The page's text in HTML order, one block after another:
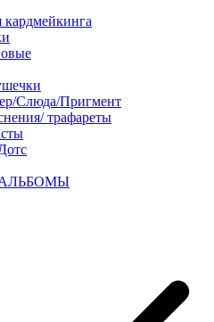
Слюда/Пригмент
трафареты